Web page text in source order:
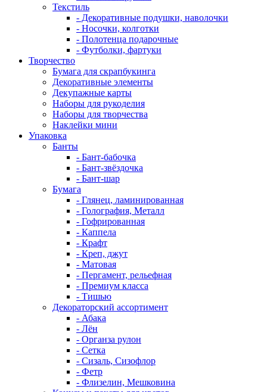
Текстиль
- Декоративные подушки, наволочки
- Носочки, колготки
- Полотенца подарочные
- Футболки, фартуки
Творчество
Бумага для скрапбукинга
Декоративные элементы
Декупажные карты
Наборы для рукоделия
Наборы для творчества
Наклейки мини
Упаковка
Банты
- Бант-бабочка
- Бант-звёздочка
- Бант-шар
Бумага
- Глянец, ламинированная
- Голография, Металл
- Гофрированная
- Каппела
- Крафт
- Креп, джут
- Матовая
- Пергамент, рельефная
- Премиум класса
- Тишью
Декораторский ассортимент
- Абака
- Лён
- Органза рулон
- Сетка
- Сизаль, Сизофлор
- Фетр
- Флизелин, Мешковина